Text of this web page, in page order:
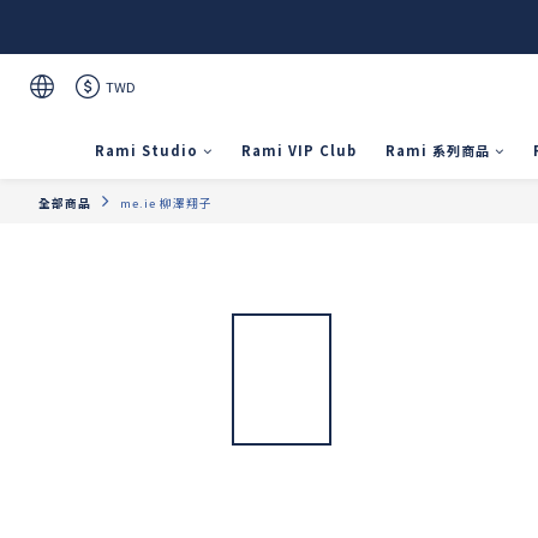
TWD
Rami Studio Rami VIP Club Rami 系列商品
全部商品 me.ie 柳澤翔子